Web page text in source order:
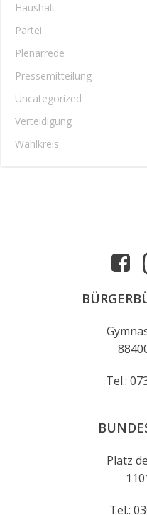
Haushalt
Partei
Plenarrede
Pressemitteilung
Uncategorized
Verteidigung
Wahlkreis
Tel.:
Platz
Tel.: